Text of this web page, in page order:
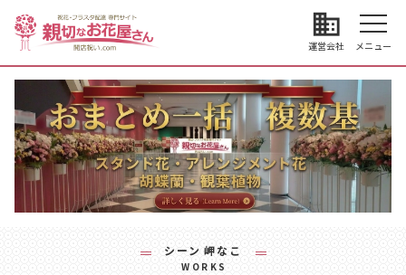
business
運営会社 メニュー
シーン 岬なこ
WORKS